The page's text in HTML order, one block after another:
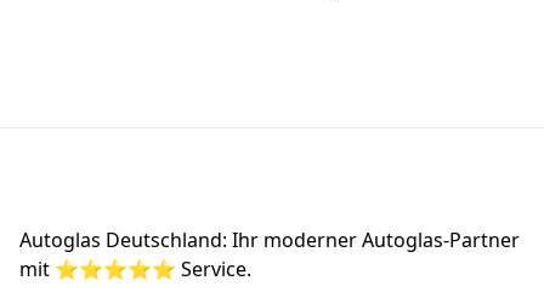
Autoglas Deutschland: Ihr moderner Autoglas-Partner
mit ⭐⭐⭐⭐⭐ Service.